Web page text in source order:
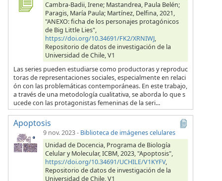
Cambra-Badii, Irene; Mastandrea, Paula Belén;
Paragis, María Paula; Martínez, Delfina, 2021,
"ANEXO: ficha de los personajes protagónicos
de Big Little Lies",
https://doi.org/10.34691/FK2/XRNIWJ,
Repositorio de datos de investigación de la
Universidad de Chile, V1
Las series pueden estudiarse como productoras y reproduc
toras de representaciones sociales, especialmente en relaci
ón con las problemáticas contemporáneas. En este trabajo,
a través de una metodología cualitativa, se aborda lo que s
ucede con las protagonistas femeninas de la seri...
Apoptosis
9 nov. 2023- Biblioteca de imágenes celulares
Unidad de Docencia, Programa de Biología
Celular y Molecular, ICBM, 2023, "Apoptosis",
https://doi.org/10.34691/UCHILE/V1KYFV,
Repositorio de datos de investigación de la
Universidad de Chile, V1